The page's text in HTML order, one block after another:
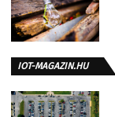
IOT-MAGAZIN.HU